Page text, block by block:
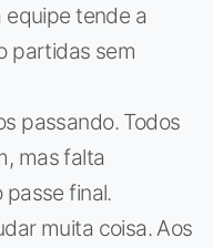
equipe tende a
partidas sem
passando. Todos
mas falta
final.
muita coisa. Aos